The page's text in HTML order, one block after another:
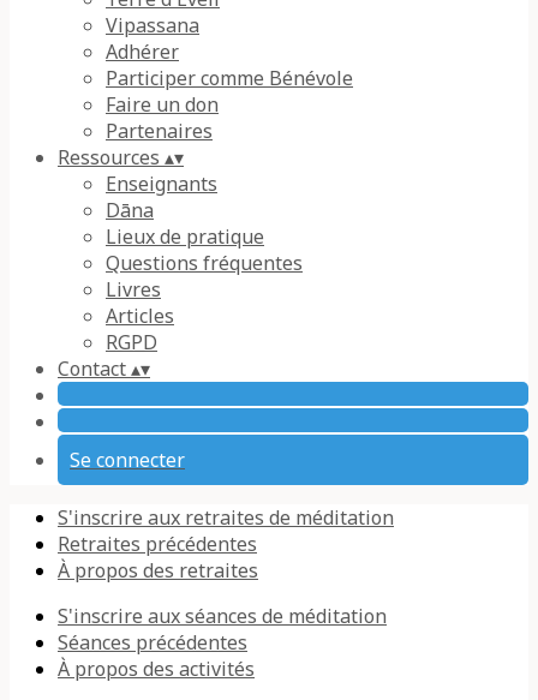
Vipassana
Adhérer
Participer comme Bénévole
Faire un don
Partenaires
Ressources ▴▾
Enseignants
Dāna
Lieux de pratique
Questions fréquentes
Livres
Articles
RGPD
Contact▴▾
Se connecter
S'inscrire aux retraites de méditation
Retraites précédentes
À propos des retraites
S'inscrire aux séances de méditation
Séances précédentes
À propos des activités